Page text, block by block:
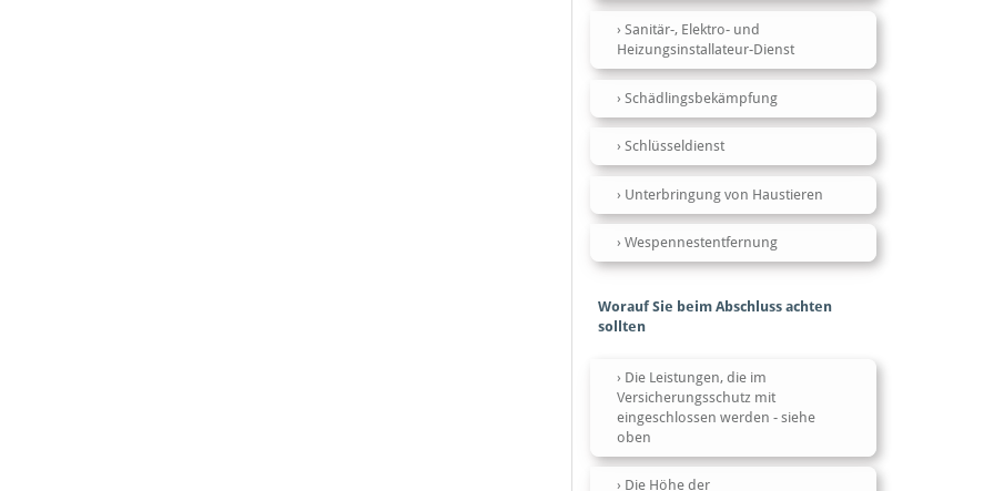
Sanitär-, Elektro- und
Heizungsinstallateur-Dienst
Schädlingsbekämpfung
Schlüsseldienst
Unterbringung von Haustieren
Wespennestentfernung
Worauf Sie beim Abschluss achten
sollten
Die Leistungen, die im
Versicherungsschutz mit
eingeschlossen werden - siehe
oben
Die Höhe der